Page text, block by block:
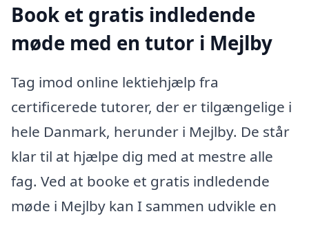
Book et gratis indledende
møde med en tutor i Mejlby
Tag imod online lektiehjælp fra
certificerede tutorer, der er tilgængelige i
hele Danmark, herunder i Mejlby. De står
klar til at hjælpe dig med at mestre alle
fag. Ved at booke et gratis indledende
møde i Mejlby kan I sammen udvikle en